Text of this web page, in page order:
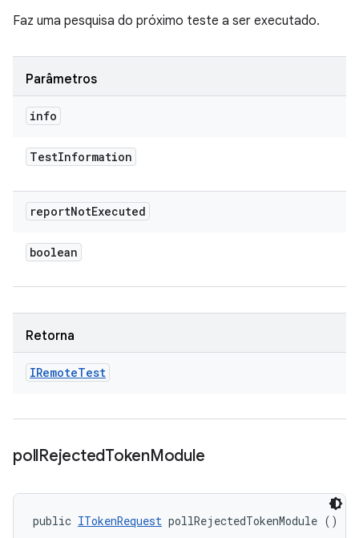
Faz uma pesquisa do próximo teste a ser executado.
Parâmetros
info
TestInformation
reportNotExecuted
boolean
Retorna
IRemoteTest
pollRejectedTokenModule
public ITokenRequest pollRejectedTokenModule ()